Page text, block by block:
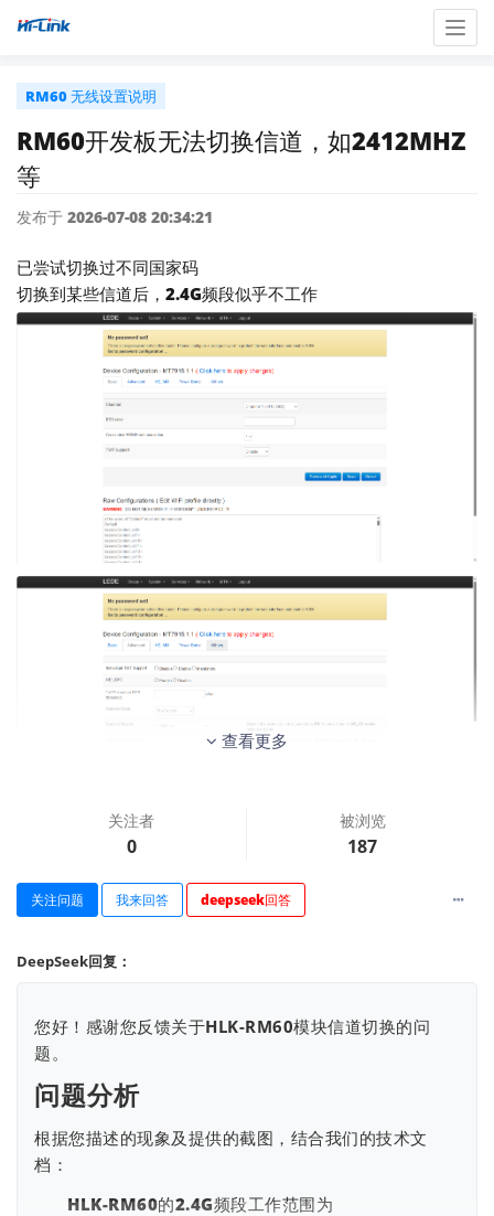
RM60 无线设置说明
RM60开发板无法切换信道，如2412MHZ
等
发布于 2026-07-08 20:34:21
已尝试切换过不同国家码
切换到某些信道后，2.4G频段似乎不工作
查看更多
关注者
0
被浏览
187
关注问题 我来回答 deepseek回答
DeepSeek回复：
您好！感谢您反馈关于HLK-RM60模块信道切换的问
题。
问题分析
根据您描述的现象及提供的截图，结合我们的技术文
档：
HLK-RM60的2.4G频段工作范围为